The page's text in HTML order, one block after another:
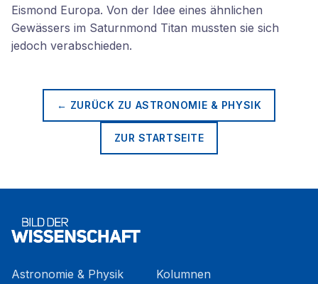
Eismond Europa. Von der Idee eines ähnlichen
Gewässers im Saturnmond Titan mussten sie sich
jedoch verabschieden.
← ZURÜCK ZU ASTRONOMIE & PHYSIK
ZUR STARTSEITE
Astronomie & Physik
Kolumnen